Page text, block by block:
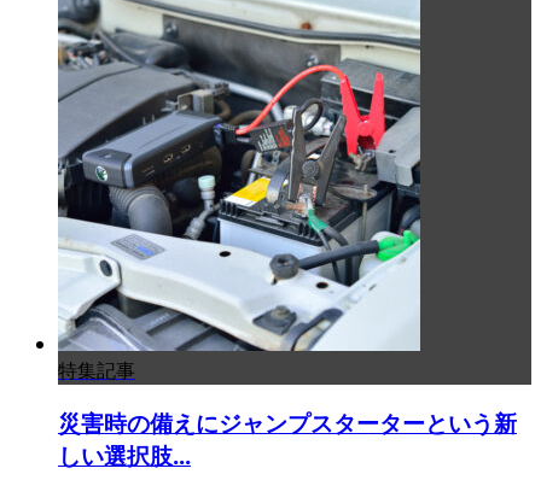
特集記事
災害時の備えにジャンプスターターという新
しい選択肢...